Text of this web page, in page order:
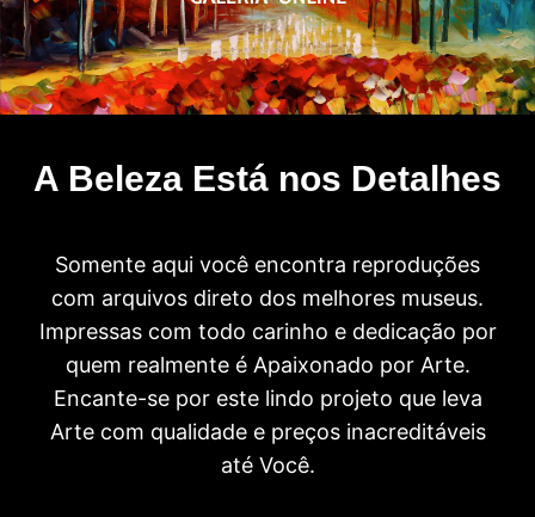
A Beleza Está nos Detalhes
Somente aqui você encontra reproduções
com arquivos direto dos melhores museus.
Impressas com todo carinho e dedicação por
quem realmente é Apaixonado por Arte.
Encante-se por este lindo projeto que leva
Arte com qualidade e preços inacreditáveis
até Você.